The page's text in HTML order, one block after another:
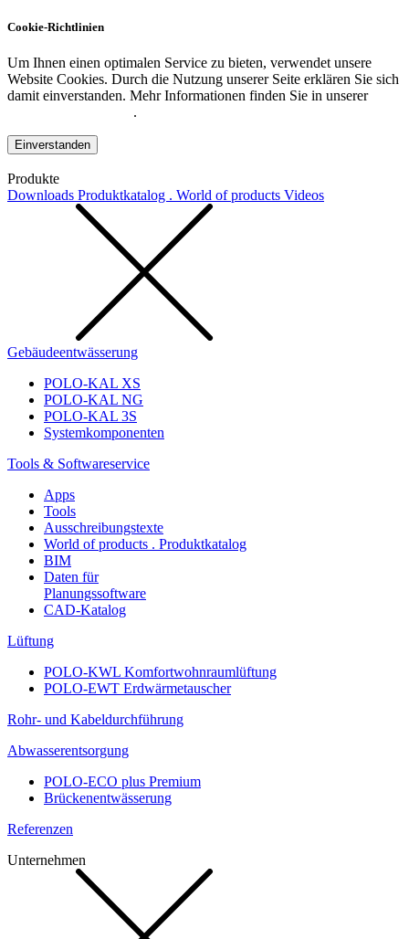
Cookie-Richtlinien
Um Ihnen einen optimalen Service zu bieten, verwendet unsere
Website Cookies. Durch die Nutzung unserer Seite erklären Sie sich
damit einverstanden. Mehr Informationen finden Sie in unserer
.
Einverstanden
Produkte
Downloads Produktkatalog . World of products Videos
Gebäudeentwässerung
POLO-KAL XS
POLO-KAL NG
POLO-KAL 3S
Systemkomponenten
Tools & Softwareservice
Apps
Tools
Ausschreibungstexte
World of products . Produktkatalog
BIM
Daten für
Planungssoftware
CAD-Katalog
Lüftung
POLO-KWL Komfortwohnraumlüftung
POLO-EWT Erdwärmetauscher
Rohr- und Kabeldurchführung
Abwasserentsorgung
POLO-ECO plus Premium
Brückenentwässerung
Referenzen
Unternehmen